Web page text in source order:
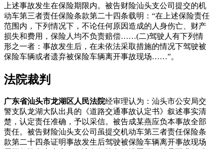
上述事故发生在保险期限内。被告财险汕头支公司提交的机
动车第三者责任保险条款第二十四条载明：“在上述保险责任
范围内，下列情况下，不论任何原因造成的人身伤亡、财产
损失和费用，保险人均不负责赔偿……(二)驾驶人有下列情
形之一者：事故发生后，在未依法采取措施的情况下驾驶被
保险车辆或者遗弃被保险车辆离开事故现场……”。
法院裁判
广东省汕头市龙湖区人民法院经审理认为：汕头市公安局交
警支队龙湖大队出具的《道路交通事故认定书》叙述事实清
楚，认定责任准确，予以采信。被告成某燕应负本事故全部
责任。被告财险汕头支公司虽提交机动车第三者责任保险条
款第二十四条证明事故发生后驾驶被保险车辆离开事故现场